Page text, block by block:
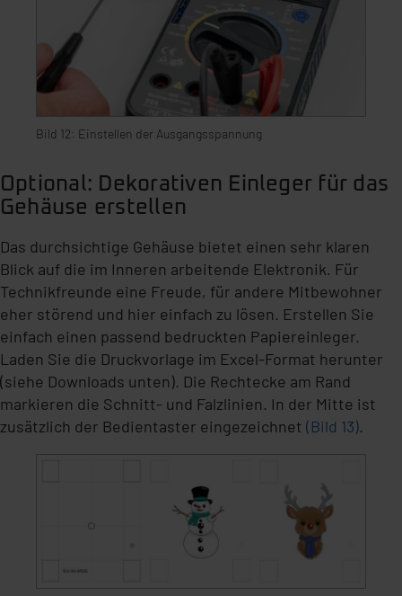
Bild 12: Einstellen der Ausgangsspannung
Optional: Dekorativen Einleger für das
Gehäuse erstellen
Das durchsichtige Gehäuse bietet einen sehr klaren
Blick auf die im Inneren arbeitende Elektronik. Für
Technikfreunde eine Freude, für andere Mitbewohner
eher störend und hier einfach zu lösen. Erstellen Sie
einfach einen passend bedruckten Papiereinleger.
Laden Sie die Druckvorlage im Excel-Format herunter
(siehe Downloads unten). Die Rechtecke am Rand
markieren die Schnitt- und Falzlinien. In der Mitte ist
zusätzlich der Bedientaster eingezeichnet (Bild 13).